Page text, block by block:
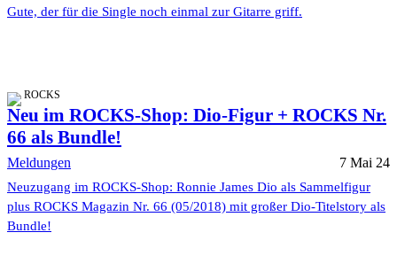
Gute, der für die Single noch einmal zur Gitarre griff.
ROCKS
Neu im ROCKS-Shop: Dio-Figur + ROCKS Nr.
66 als Bundle!
Meldungen 7 Mai 24
Neuzugang im ROCKS-Shop: Ronnie James Dio als Sammelfigur
plus ROCKS Magazin Nr. 66 (05/2018) mit großer Dio-Titelstory als
Bundle!